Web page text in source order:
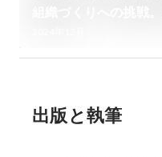
出版と執筆